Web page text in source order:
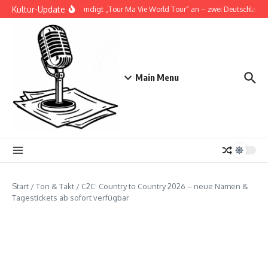
Zum Inhalt springen
Kultur-UpdateDoja Cat kündigt „Tour Ma Vie World Tour“ an – zwei
Main Menu
Start /Ton & Takt / C2C: Country to Country 2026 – neue Namen &
Tagestickets ab sofort verfügbar